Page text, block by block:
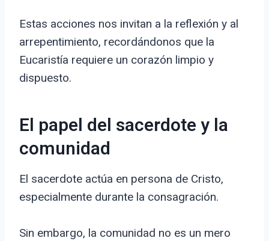
Estas acciones nos invitan a la reflexión y al
arrepentimiento, recordándonos que la
Eucaristía requiere un corazón limpio y
dispuesto.
El papel del sacerdote y la
comunidad
El sacerdote actúa en persona de Cristo,
especialmente durante la consagración.
Sin embargo, la comunidad no es un mero